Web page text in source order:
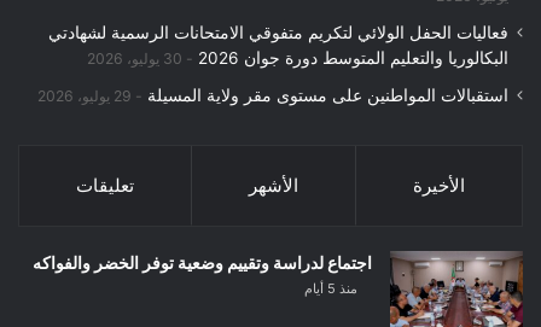
فعاليات الحفل الولائي لتكريم متفوقي الامتحانات الرسمية لشهادتي
البكالوريا والتعليم المتوسط دورة جوان 2026
30 يوليو، 2026
استقبالات المواطنين على مستوى مقر ولاية المسيلة 29 يوليو، 2026
الأخيرة الأشهر تعليقات
اجتماع لدراسة وتقييم وضعية توفر الخضر والفواكه
منذ 5 أيام